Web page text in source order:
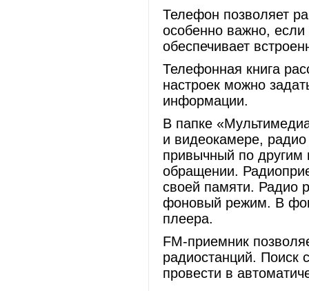
Телефон позволяет
особенно важно,
обеспечивает
Телефонная книга
настроек можно
информации.
В папке
и видеокамере,
привычный по
обращении.
своей памяти. Радио
фоновый режим. В
плеера.
FM-приемник
радиостанций. Поиск
провести в